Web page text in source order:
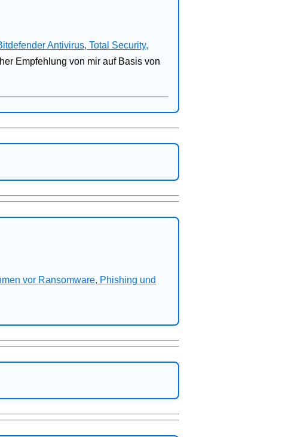
Antivirus, Total Security,
Empfehlung von mir auf Basis von
vor Ransomware, Phishing und